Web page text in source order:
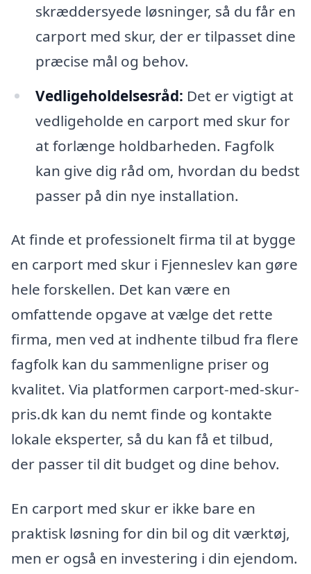
skræddersyede løsninger, så du får en
carport med skur, der er tilpasset dine
præcise mål og behov.
Vedligeholdelsesråd: Det er vigtigt at
vedligeholde en carport med skur for
at forlænge holdbarheden. Fagfolk
kan give dig råd om, hvordan du bedst
passer på din nye installation.
At finde et professionelt firma til at bygge
en carport med skur i Fjenneslev kan gøre
hele forskellen. Det kan være en
omfattende opgave at vælge det rette
firma, men ved at indhente tilbud fra flere
fagfolk kan du sammenligne priser og
kvalitet. Via platformen carport-med-skur-
pris.dk kan du nemt finde og kontakte
lokale eksperter, så du kan få et tilbud,
der passer til dit budget og dine behov.
En carport med skur er ikke bare en
praktisk løsning for din bil og dit værktøj,
men er også en investering i din ejendom.